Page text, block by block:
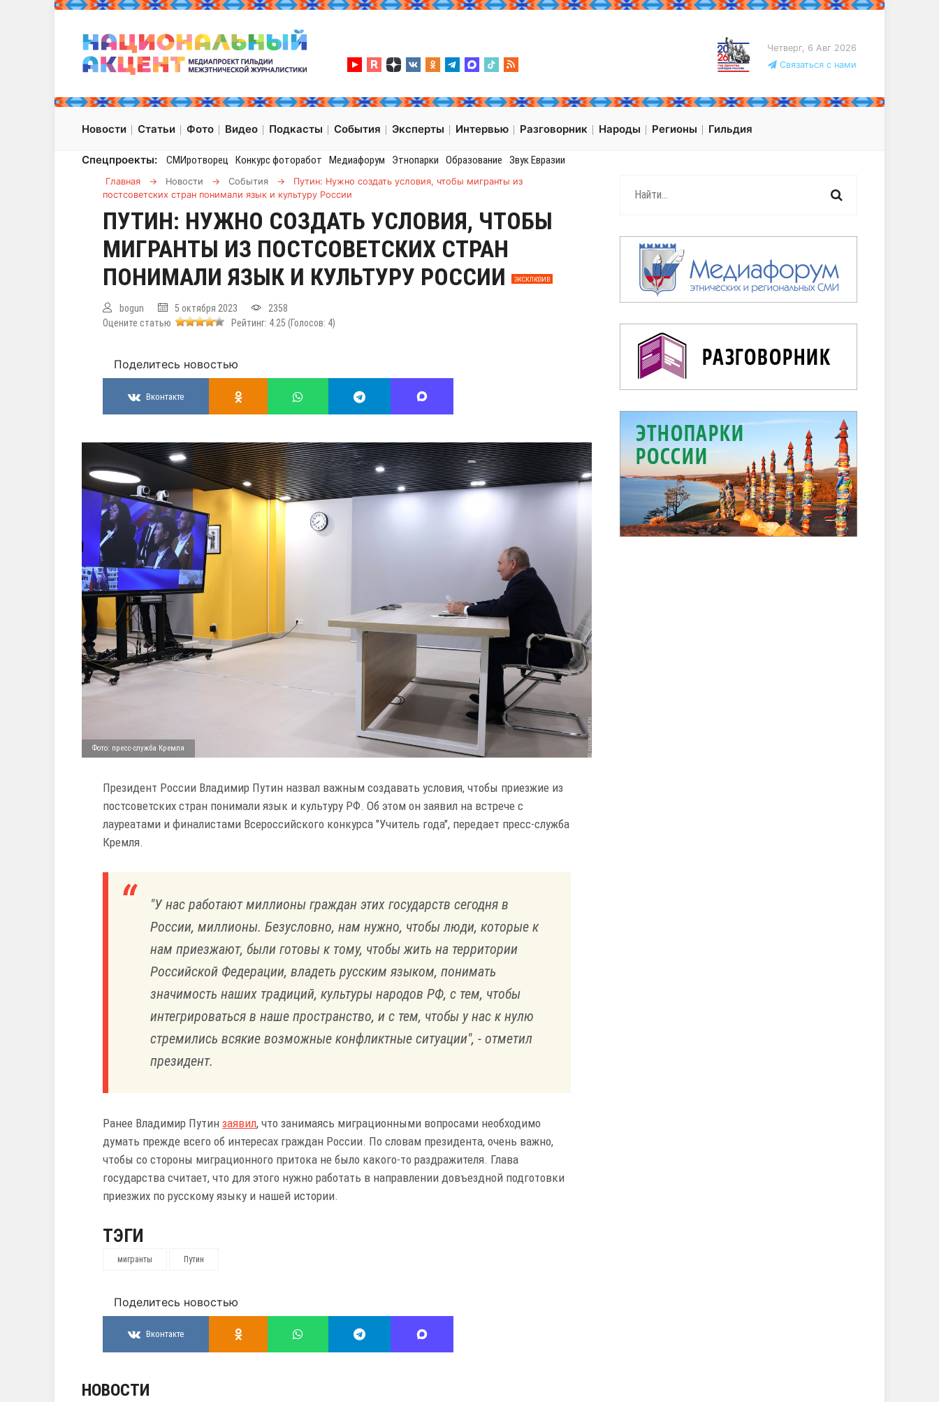
Четверг, 6 Авг 2026
Связаться с нами
Новости Статьи Фото Видео Подкасты События Эксперты Интервью Разговорник Народы Регионы Гильдия
Спецпроекты: СМИротворец Конкурс фоторабот Медиафорум Этнопарки Образование Звук Евразии
Главная → Новости → События →
Путин: Нужно создать условия, чтобы мигранты из
постсоветских стран понимали язык и культуру России
ПУТИН: НУЖНО СОЗДАТЬ УСЛОВИЯ, ЧТОБЫ
МИГРАНТЫ ИЗ ПОСТСОВЕТСКИХ СТРАН
ПОНИМАЛИ ЯЗЫК И КУЛЬТУРУ РОССИИ
ЭКСКЛЮЗИВ
bogun 5 октября 2023
2358
Оцените статью
Рейтинг: 4.25 (Голосов: 4)
Поделитесь новостью
Вконтакте
Фото: пресс-служба Кремля
Президент России Владимир Путин назвал важным создавать условия, чтобы приезжие из
постсоветских стран понимали язык и культуру РФ. Об этом он заявил на встрече с
лауреатами и финалистами Всероссийского конкурса "Учитель года", передает пресс-служба
Кремля.
"У нас работают миллионы граждан этих государств сегодня в
России, миллионы. Безусловно, нам нужно, чтобы люди, которые к
нам приезжают, были готовы к тому, чтобы жить на территории
Российской Федерации, владеть русским языком, понимать
значимость наших традиций, культуры народов РФ, с тем, чтобы
интегрироваться в наше пространство, и с тем, чтобы у нас к нулю
стремились всякие возможные конфликтные ситуации", - отметил
президент.
Ранее Владимир Путин заявил, что занимаясь миграционными вопросами необходимо
думать прежде всего об интересах граждан России. По словам президента, очень важно,
чтобы со стороны миграционного притока не было какого-то раздражителя. Глава
государства считает, что для этого нужно работать в направлении довъездной подготовки
приезжих по русскому языку и нашей истории.
ТЭГИ
мигранты Путин
Поделитесь новостью
Вконтакте
НОВОСТИ